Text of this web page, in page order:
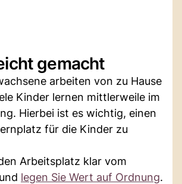
gemacht
arbeiten von zu Hause
Kinder lernen mittlerweile im
Hierbei ist es wichtig, einen
für die Kinder zu
Arbeitsplatz klar vom
legen Sie Wert auf Ordnung.